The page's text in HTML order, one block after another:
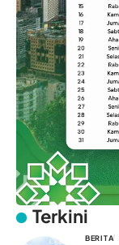
Terkini
BERITA